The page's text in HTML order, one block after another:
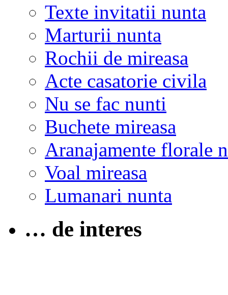
Texte invitatii nunta
Marturii nunta
Rochii de mireasa
Acte casatorie civila
Nu se fac nunti
Buchete mireasa
Aranajamente florale
Voal mireasa
Lumanari nunta
… de interes